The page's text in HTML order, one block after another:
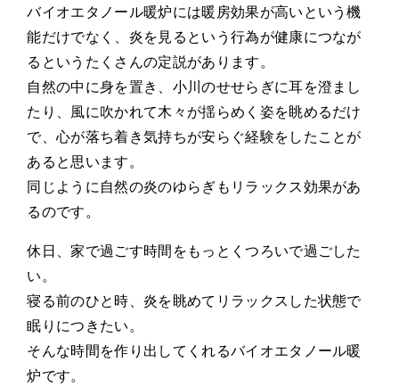
バイオエタノール暖炉には暖房効果が高いという機
能だけでなく、炎を見るという行為が健康につなが
るというたくさんの定説があります。
自然の中に身を置き、小川のせせらぎに耳を澄まし
たり、風に吹かれて木々が揺らめく姿を眺めるだけ
で、心が落ち着き気持ちが安らぐ経験をしたことが
あると思います。
同じように自然の炎のゆらぎもリラックス効果があ
るのです。
休日、家で過ごす時間をもっとくつろいで過ごした
い。
寝る前のひと時、炎を眺めてリラックスした状態で
眠りにつきたい。
そんな時間を作り出してくれるバイオエタノール暖
炉です。